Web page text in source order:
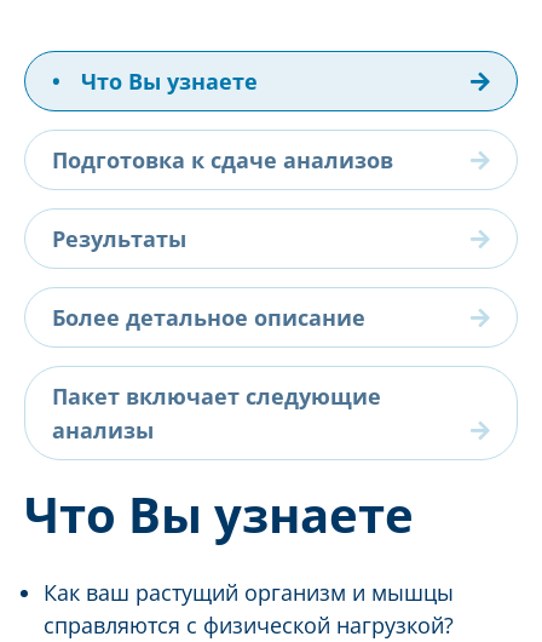
• Что Вы узнаете
Подготовка к сдаче анализов
Результаты
Более детальное описание
Пакет включает следующие
анализы
Что Вы узнаете
Как ваш растущий организм и мышцы
справляются с физической нагрузкой?